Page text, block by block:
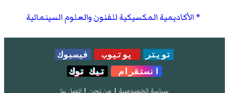
الأكاديمية المكسيكية للفنون والعلوم السينمائية
تويتر يوتيوب
فيسبوك
انستقرام
تيك توك
سياسة الخصوصية | من نحن | إتصل بنا